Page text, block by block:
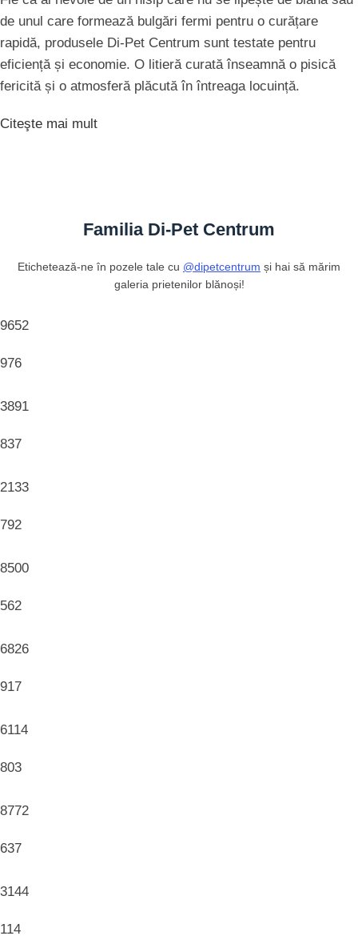
de unul care formează bulgări fermi pentru o curățare
rapidă, produsele Di-Pet Centrum sunt testate pentru
eficiență și economie. O litieră curată înseamnă o pisică
fericită și o atmosferă plăcută în întreaga locuință.
Citeşte mai mult
Familia Di-Pet Centrum
Etichetează-ne în pozele tale cu @dipetcentrum și hai să mărim
galeria prietenilor blănoși!
9652
976
3891
837
2133
792
8500
562
6826
917
6114
803
8772
637
3144
114